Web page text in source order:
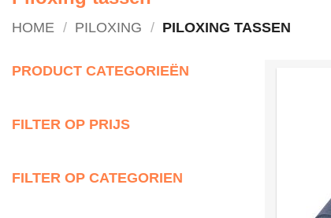
HOME / PILOXING / PILOXING TASSEN
PRODUCT CATEGORIEËN
FILTER OP PRIJS
FILTER OP CATEGORIEN